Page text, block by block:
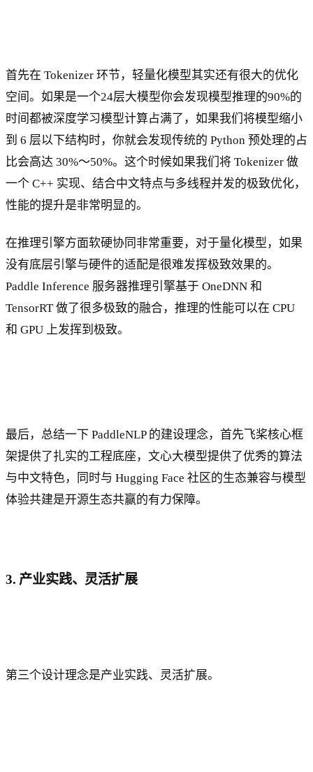
首先在 Tokenizer 环节，轻量化模型其实还有很大的优化
空间。如果是一个24层大模型你会发现模型推理的90%的
时间都被深度学习模型计算占满了，如果我们将模型缩小
到 6 层以下结构时，你就会发现传统的 Python 预处理的占
比会高达 30%～50%。这个时候如果我们将 Tokenizer 做
一个 C++ 实现、结合中文特点与多线程并发的极致优化，
性能的提升是非常明显的。
在推理引擎方面软硬协同非常重要，对于量化模型，如果
没有底层引擎与硬件的适配是很难发挥极致效果的。
Paddle Inference 服务器推理引擎基于 OneDNN 和
TensorRT 做了很多极致的融合，推理的性能可以在 CPU
和 GPU 上发挥到极致。
最后，总结一下 PaddleNLP 的建设理念，首先飞桨核心框
架提供了扎实的工程底座，文心大模型提供了优秀的算法
与中文特色，同时与 Hugging Face 社区的生态兼容与模型
体验共建是开源生态共赢的有力保障。
3. 产业实践、灵活扩展
第三个设计理念是产业实践、灵活扩展。